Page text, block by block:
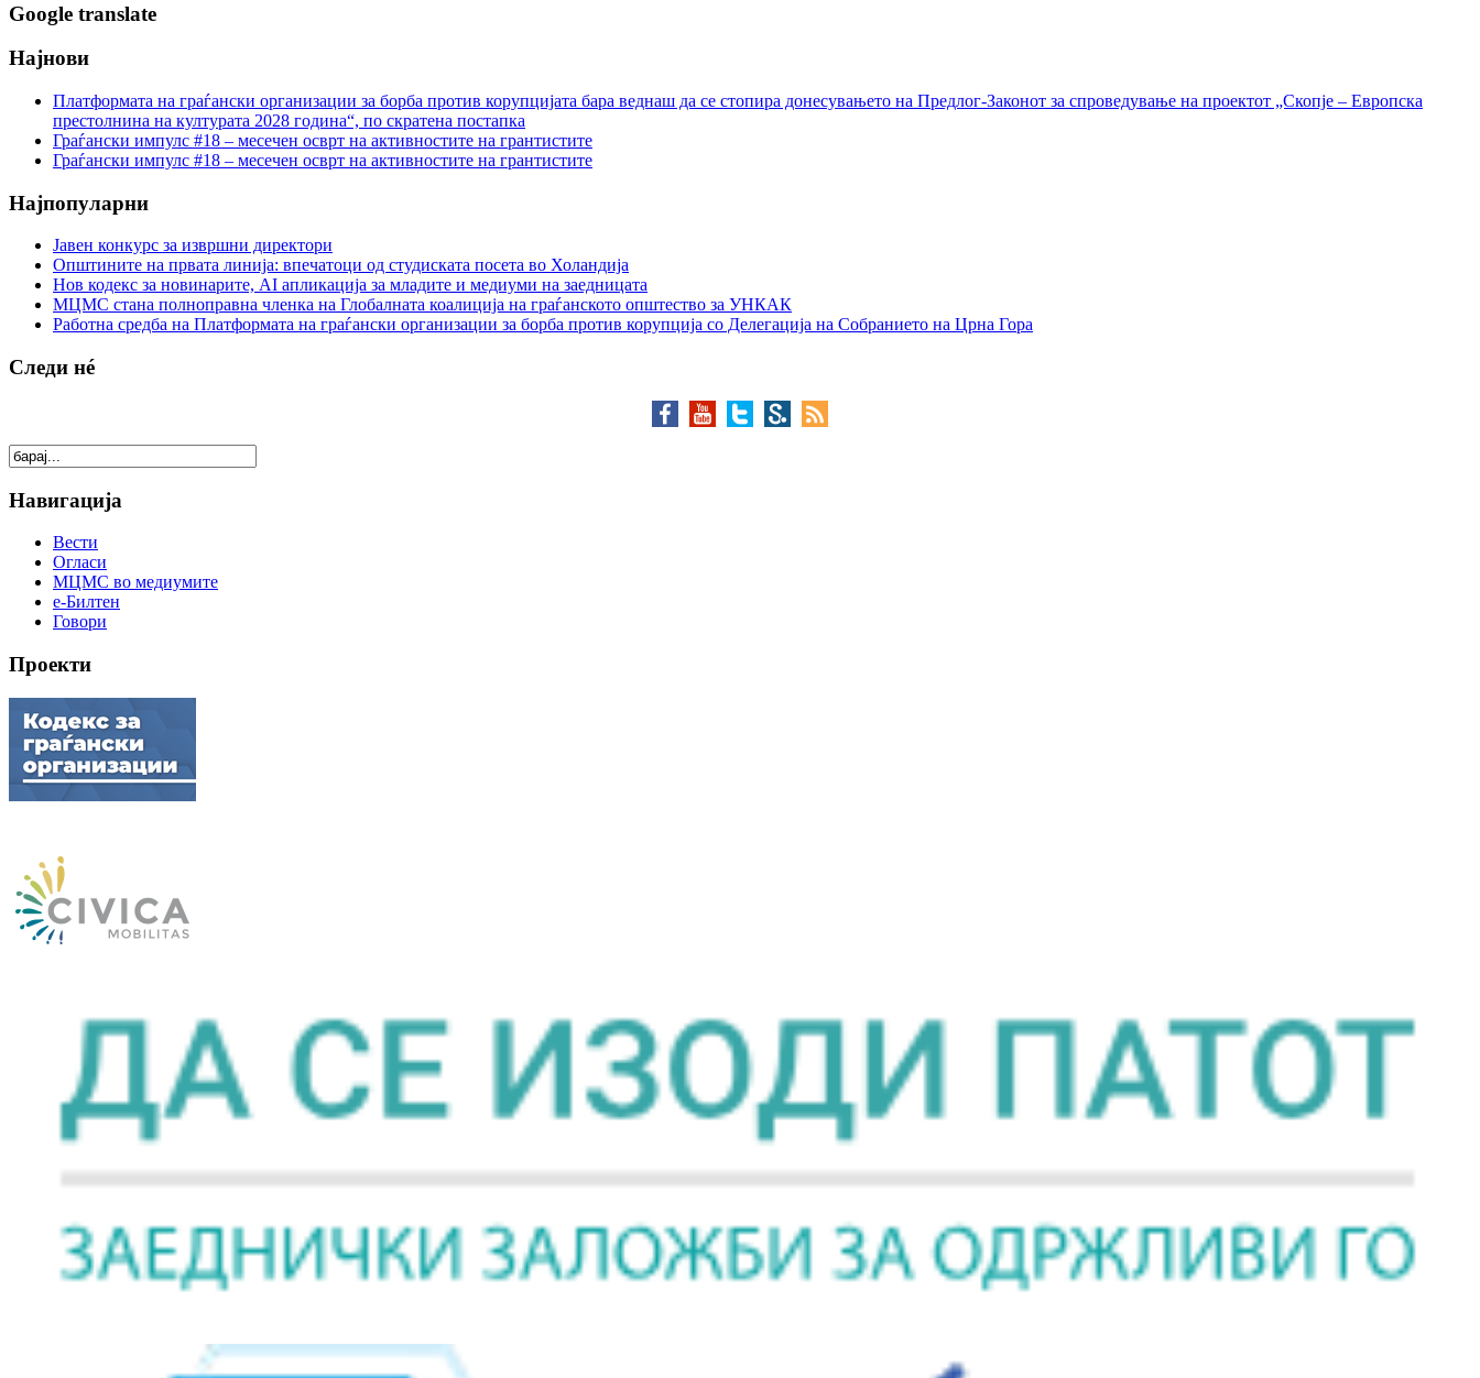
Google translate
Најнови
Платформата на граѓански организации за борба против корупцијата бара веднаш да се стопира донесувањето на Предлог-Законот за спроведување на проектот „Скопје – Европска
престолнина на културата 2028 година“, по скратена постапка
Граѓански импулс #18 – месечен осврт на активностите на грантистите
Граѓански импулс #18 – месечен осврт на активностите на грантистите
Најпопуларни
Јавен конкурс за извршни директори
Општините на првата линија: впечатоци од студиската посета во Холандија
Нов кодекс за новинарите, AI апликација за младите и медиуми на заедницата
МЦМС стана полноправна членка на Глобалната коалиција на граѓанското општество за УНКАК
Работна средба на Платформата на граѓански организации за борба против корупција со Делегација на Собранието на Црна Гора
Следи нé
Навигација
Вести
Огласи
МЦМС во медиумите
е-Билтен
Говори
Проекти